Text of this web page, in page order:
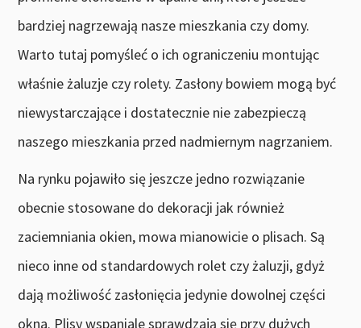
bardziej nagrzewają nasze mieszkania czy domy.
Warto tutaj pomyśleć o ich ograniczeniu montując
właśnie żaluzje czy rolety. Zasłony bowiem mogą być
niewystarczające i dostatecznie nie zabezpieczą
naszego mieszkania przed nadmiernym nagrzaniem.
Na rynku pojawiło się jeszcze jedno rozwiązanie
obecnie stosowane do dekoracji jak również
zaciemniania okien, mowa mianowicie o plisach. Są
nieco inne od standardowych rolet czy żaluzji, gdyż
dają możliwość zasłonięcia jedynie dowolnej części
okna. Plisy wspaniale sprawdzają się przy dużych